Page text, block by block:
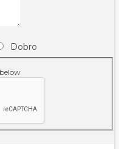
Dobro